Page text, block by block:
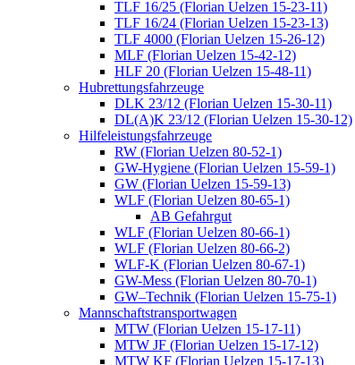
TLF 16/25 (Florian Uelzen 15-23-11)
TLF 16/24 (Florian Uelzen 15-23-13)
TLF 4000 (Florian Uelzen 15-26-12)
MLF (Florian Uelzen 15-42-12)
HLF 20 (Florian Uelzen 15-48-11)
Hubrettungsfahrzeuge
DLK 23/12 (Florian Uelzen 15-30-11)
DL(A)K 23/12 (Florian Uelzen 15-30-12)
Hilfeleistungsfahrzeuge
RW (Florian Uelzen 80-52-1)
GW-Hygiene (Florian Uelzen 15-59-1)
GW (Florian Uelzen 15-59-13)
WLF (Florian Uelzen 80-65-1)
AB Gefahrgut
WLF (Florian Uelzen 80-66-1)
WLF (Florian Uelzen 80-66-2)
WLF-K (Florian Uelzen 80-67-1)
GW-Mess (Florian Uelzen 80-70-1)
GW–Technik (Florian Uelzen 15-75-1)
Mannschaftstransportwagen
MTW (Florian Uelzen 15-17-11)
MTW JF (Florian Uelzen 15-17-12)
MTW KF (Florian Uelzen 15-17-13)